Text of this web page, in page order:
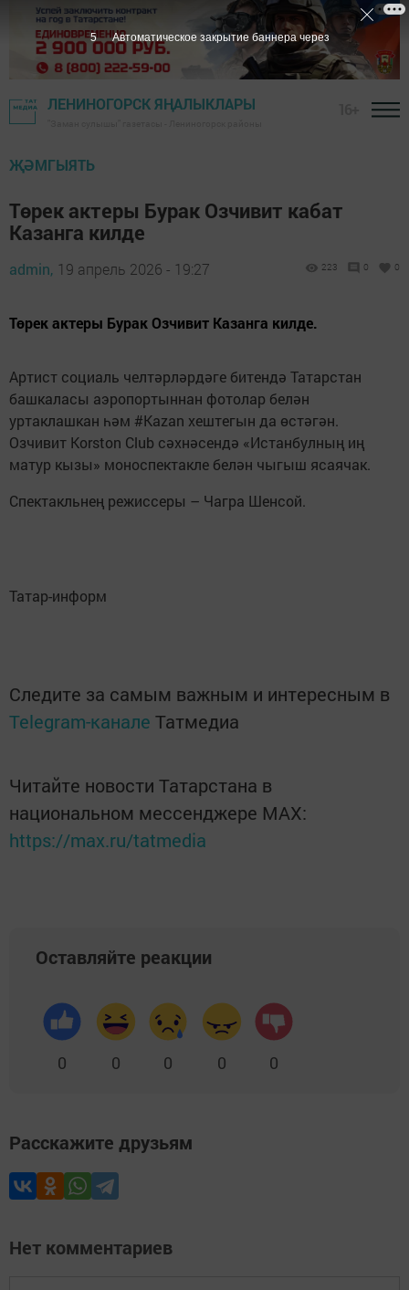
ЛЕНИНОГОРСК ЯҢАЛЫКЛАРЫ
ҖӘМГЫЯТЬ
Төрек актеры Бурак Озчивит кабат
Казанга килде
admin, 19 апрель 2026 - 19:27 223 0 0
Төрек актеры Бурак Озчивит Казанга килде.
Артист социаль челтәрләрдәге битендә Татарстан
башкаласы аэропортыннан фотолар белән
уртаклашкан һәм #Kazan хештегын да өстәгән.
Озчивит Korston Club сәхнәсендә «Истанбулның иң
матур кызы» моноспектакле белән чыгыш ясаячак.
Спектакльнең режиссеры – Чагра Шенсой.
Татар-информ
Следите за самым важным и интересным в
Telegram-канале Татмедиа
Читайте новости Татарстана в
национальном мессенджере MАХ:
https://max.ru/tatmedia
Оставляйте реакции
0 0 0 0 0
Расскажите друзьям
Нет комментариев
4 Автоматическое закрытие баннера через